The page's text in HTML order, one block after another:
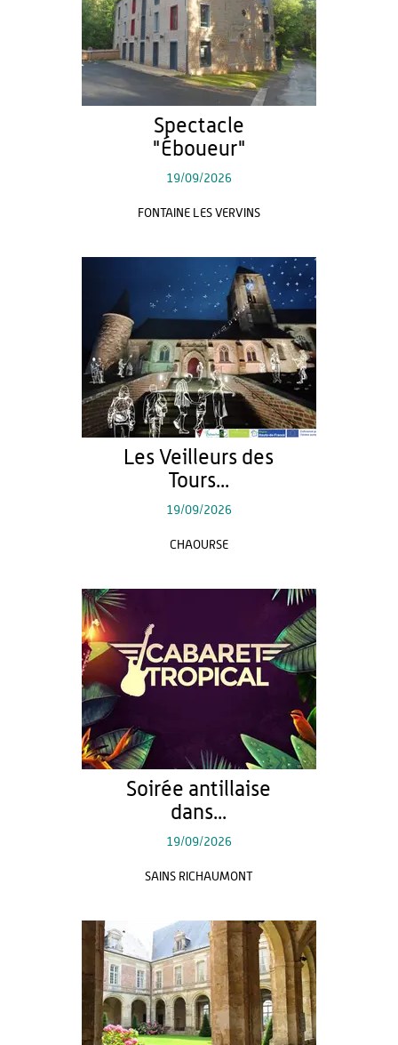
Spectacle
"Éboueur"
19/09/2026
FONTAINE LES VERVINS
Les Veilleurs des
Tours...
19/09/2026
CHAOURSE
Soirée antillaise
dans...
19/09/2026
SAINS RICHAUMONT